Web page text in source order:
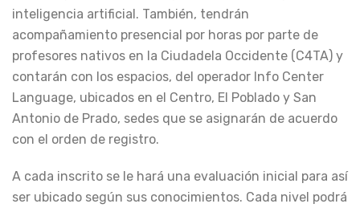
inteligencia artificial. También, tendrán
acompañamiento presencial por horas por parte de
profesores nativos en la Ciudadela Occidente (C4TA) y
contarán con los espacios, del operador Info Center
Language, ubicados en el Centro, El Poblado y San
Antonio de Prado, sedes que se asignarán de acuerdo
con el orden de registro.
A cada inscrito se le hará una evaluación inicial para así
ser ubicado según sus conocimientos. Cada nivel podrá